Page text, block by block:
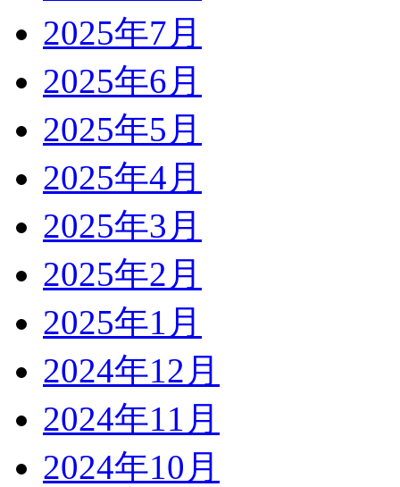
2025年7月
2025年6月
2025年5月
2025年4月
2025年3月
2025年2月
2025年1月
2024年12月
2024年11月
2024年10月